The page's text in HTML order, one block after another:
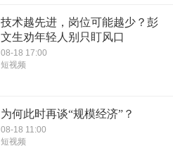
技术越先进，岗位可能越少？彭
文生劝年轻人别只盯风口
08-18 17:00
短视频
为何此时再谈“规模经济”？
08-18 11:00
短视频